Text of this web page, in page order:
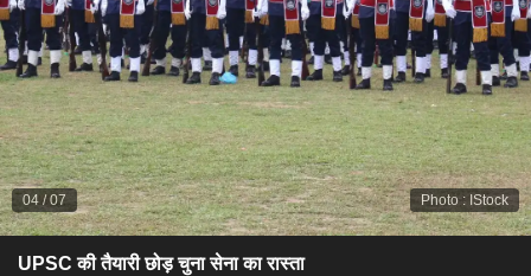
Photo: IStock
04 /07
UPSC की तैयारी छोड़ चुना सेना का रास्ता